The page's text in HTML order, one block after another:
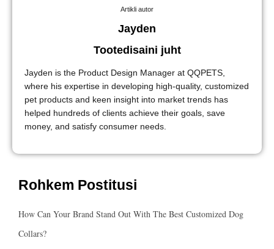
Artikli autor
Jayden
Tootedisaini juht
Jayden is the Product Design Manager at QQPETS,
where his expertise in developing high-quality, customized
pet products and keen insight into market trends has
helped hundreds of clients achieve their goals, save
money, and satisfy consumer needs.
Rohkem Postitusi
How Can Your Brand Stand Out With The Best Customized Dog
Collars?